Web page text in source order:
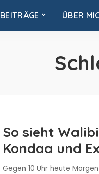
BEITRÄGE ÜBER
So sieht
Kondaa und
Gegen 10 Uhr heute